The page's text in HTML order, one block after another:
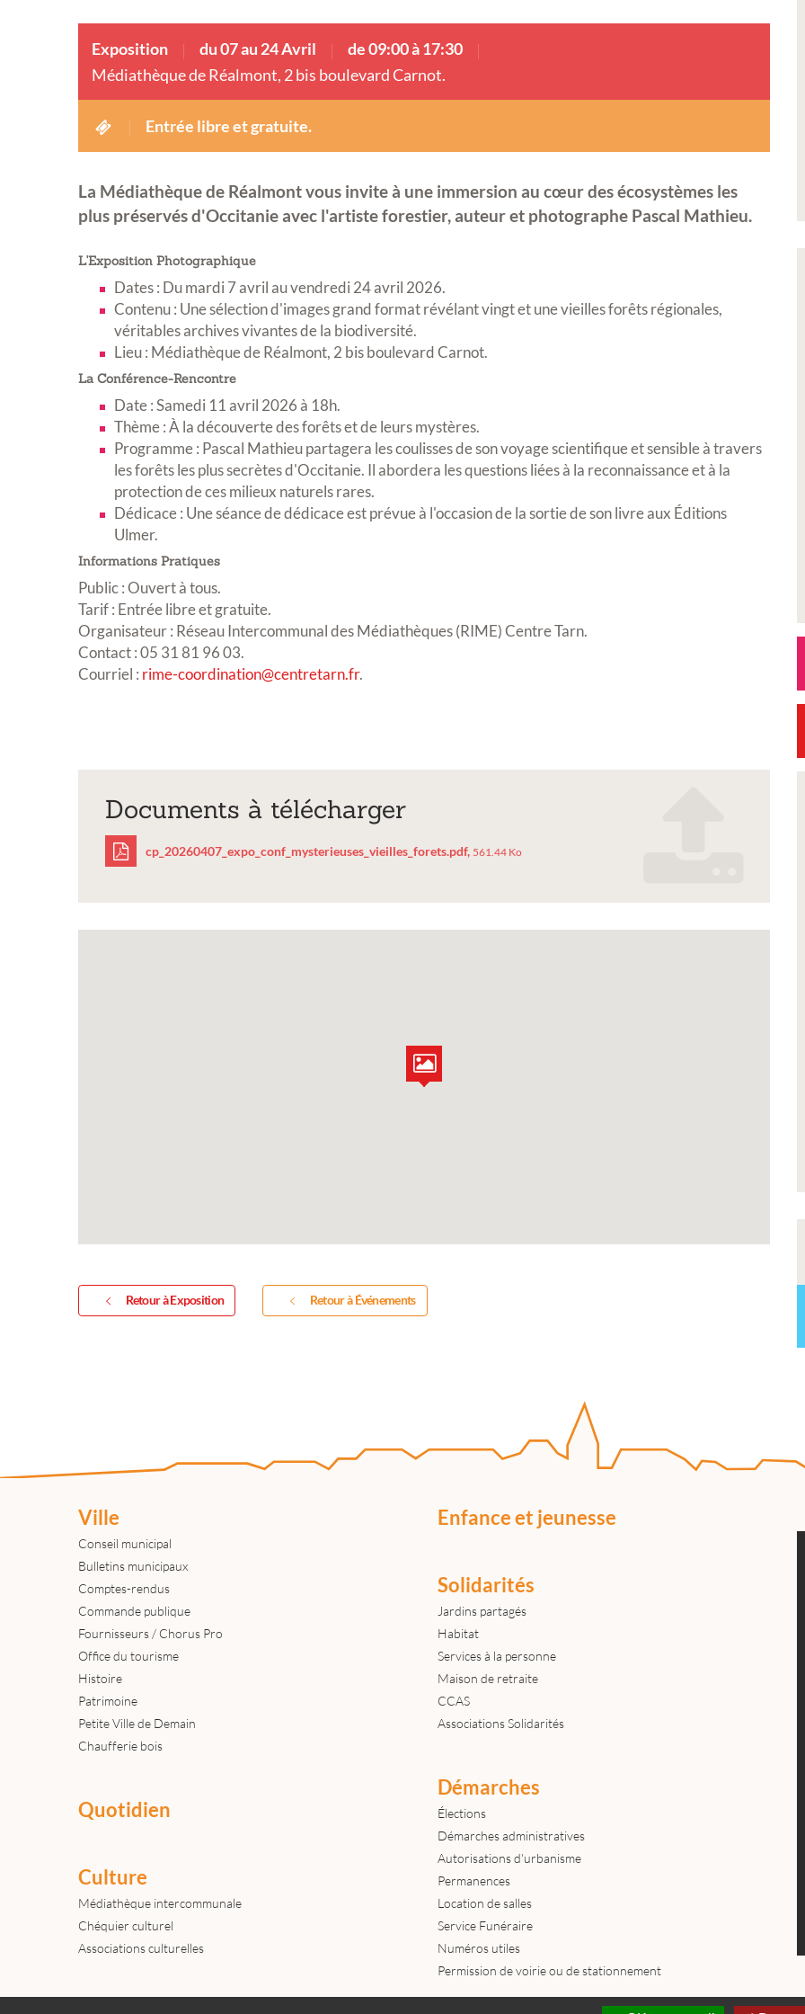
Exposition du 07 au 24 Avril
de 09:00 à 17:30
Médiathèque de Réalmont, 2 bis boulevard Carnot.
Entrée libre et gratuite.
La Médiathèque de Réalmont vous invite à une immersion au cœur des écosystèmes les
plus préservés d'Occitanie avec l'artiste forestier, auteur et photographe Pascal Mathieu.
L'Exposition Photographique
Dates : Du mardi 7 avril au vendredi 24 avril 2026.
Contenu : Une sélection d'images grand format révélant vingt et une vieilles forêts régionales,
véritables archives vivantes de la biodiversité.
Lieu : Médiathèque de Réalmont, 2 bis boulevard Carnot.
La Conférence-Rencontre
Date : Samedi 11 avril 2026 à 18h.
Thème : À la découverte des forêts et de leurs mystères.
Programme : Pascal Mathieu partagera les coulisses de son voyage scientifique et sensible à travers
les forêts les plus secrètes d'Occitanie. Il abordera les questions liées à la reconnaissance et à la
protection de ces milieux naturels rares.
Dédicace : Une séance de dédicace est prévue à l'occasion de la sortie de son livre aux Éditions
Ulmer.
Informations Pratiques
Public : Ouvert à tous.
Tarif : Entrée libre et gratuite.
Organisateur : Réseau Intercommunal des Médiathèques (RIME) Centre Tarn.
Contact : 05 31 81 96 03.
Courriel : rime-coordination@centretarn.fr.
Documents à télécharger
cp_20260407_expo_conf_mysterieuses_vieilles_forets.pdf, 561.44 Ko
Retour à Exposition Retour à Événements
sculptures et photos
Ville
Conseil municipal
Bulletins municipaux
Comptes-rendus
Commande publique
Fournisseurs / Chorus Pro
Office du tourisme
Histoire
Patrimoine
Petite Ville de Demain
Chaufferie bois
Quotidien
Culture
Médiathèque intercommunale
Chéquier culturel
Associations culturelles
Enfance et jeunesse
Solidarités
Jardins partagés
Habitat
Services à la personne
Maison de retraite
CCAS
Associations Solidarités
Démarches
Élections
Démarches administratives
Autorisations d'urbanisme
Permanences
Location de salles
Service Funéraire
Numéros utiles
Permission de voirie ou de stationnement